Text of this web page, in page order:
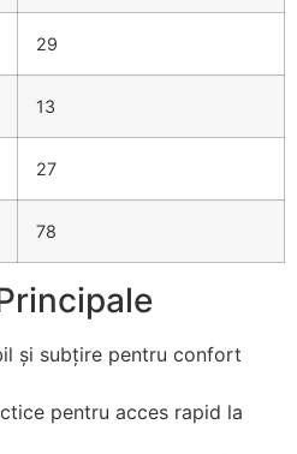
29
13
27
78
și subțire pentru confort
pentru acces rapid la